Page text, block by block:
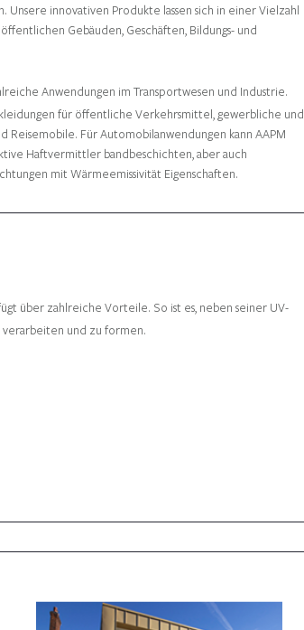
Unsere innovativen Produkte lassen sich in einer Vielzahl
Gebäuden, Geschäften, Bildungs- und
Anwendungen im Transportwesen und Industrie.
für öffentliche Verkehrsmittel, gewerbliche und
Reisemobile. Für Automobilanwendungen kann AAPM
Haftvermittler bandbeschichten, aber auch
mit Wärmeemissivität Eigenschaften.
über zahlreiche Vorteile. So ist es, neben seiner UV-
verarbeiten und zu formen.